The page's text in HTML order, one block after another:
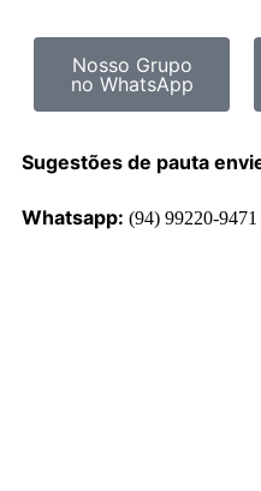
Nosso Grupo
no WhatsApp
Sugestões de pauta
Whatsapp: (94) 99220-9471